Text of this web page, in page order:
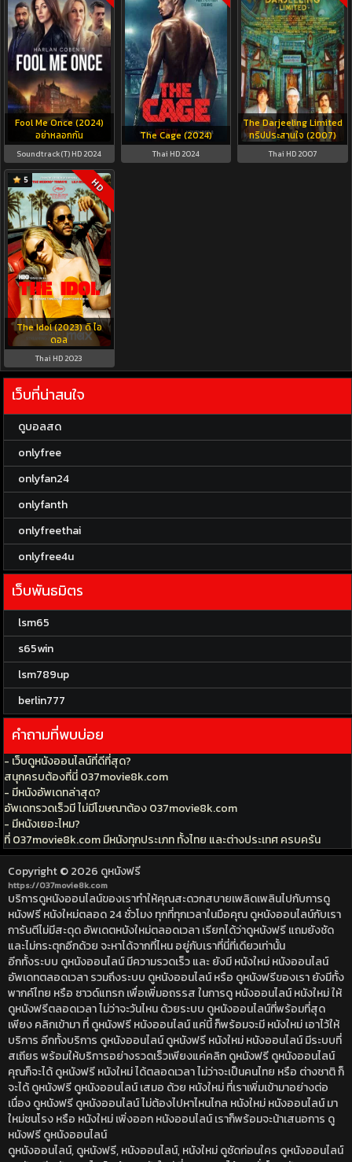
Fool Me Once (2024)
อย่าหลอกกัน
Soundtrack(T) HD 2024
The Cage (2024)
Thai HD 2024
The Darjeeling Limited
ทริปประสานใจ (2007)
Thai HD 2007
The Idol (2023) ดิ ไอ
ดอล
5 HD
Thai HD 2023
เว็บที่น่าสนใจ
ดูบอลสด
onlyfree
onlyfan24
onlyfanth
onlyfreethai
onlyfree4u
เว็บพันธมิตร
lsm65
s65win
lsm789up
berlin777
คำถามที่พบบ่อย
- เว็บดูหนังออนไลน์ที่ดีที่สุด?
สนุกครบต้องที่นี่ 037movie8k.com
- มีหนังอัพเดทล่าสุด?
อัพเดทรวดเร็วมี ไม่มีโฆษณาต้อง 037movie8k.com
- มีหนังเยอะไหม?
ที่ 037movie8k.com มีหนังทุกประเภท ทั้งไทย และต่างประเทศ ครบครัน
Copyright © 2026 ดูหนังฟรี
https://037movie8k.com
บริการดูหนังออนไลน์ของเราทำให้คุณสะดวกสบายเพลิดเพลินไปกับการดู
หนังฟรี หนังใหม่ตลอด 24 ชั่วโมง ทุกที่ทุกเวลาในมือคุณ ดูหนังออนไลน์กับเรา
การันตีไม่มีสะดุด อัพเดตหนังใหม่ตลอดเวลา เรียกได้ว่าดูหนังฟรี แถมยังชัด
และไม่กระตุกอีกด้วย จะหาได้จากที่ไหน อยู่กับเราที่นี่ที่เดียวเท่านั้น
อีกทั้งระบบ ดูหนังออนไลน์ มีความรวดเร็ว และ ยังมี หนังใหม่ หนังออนไลน์
อัพเดทตลอดเวลา รวมถึงระบบ ดูหนังออนไลน์ หรือ ดูหนังฟรีของเรา ยังมีทั้ง
พากค์ไทย หรือ ซาวด์แทรก เพื่อเพิ่มอถรรส ในการดู หนังออนไลน์ หนังใหม่ ให้
ดูหนังฟรีตลอดเวลา ไม่ว่าจะวันไหน ด้วยระบบ ดูหนังออนไลน์ที่พร้อมที่สุด
เพียง คลิกเข้ามา ที่ ดูหนังฟรี หนังออนไลน์ แค่นี้ ก็พร้อมจะมี หนังใหม่ เอาไว้ให้
บริการ อีกทั้งบริการ ดูหนังออนไลน์ ดูหนังฟรี หนังใหม่ หนังออนไลน์ มีระบบที่
สเถียร พร้อมให้บริการอย่างรวดเร็วเพียงแค่คลิก ดูหนังฟรี ดูหนังออนไลน์
คุณก็จะได้ ดูหนังฟรี หนังใหม่ ได้ตลอดเวลา ไม่ว่าจะเป็นคนไทย หรือ ต่างชาติ ก็
จะได้ ดูหนังฟรี ดูหนังออนไลน์ เสมอ ด้วย หนังใหม่ ที่เราเพิ่มเข้ามาอย่างต่อ
เนื่อง ดูหนังฟรี ดูหนังออนไลน์ ไม่ต้องไปหาไหนไกล หนังใหม่ หนังออนไลน์ มา
ใหม่ชนโรง หรือ หนังใหม่ เพิ่งออก หนังออนไลน์ เราก็พร้อมจะน้าเสนอการ ดู
หนังฟรี ดูหนังออนไลน์
ดูหนังออนไลน์, ดูหนังฟรี, หนังออนไลน์, หนังใหม่ ดูชัดก่อนใคร ดูหนังออนไลน์